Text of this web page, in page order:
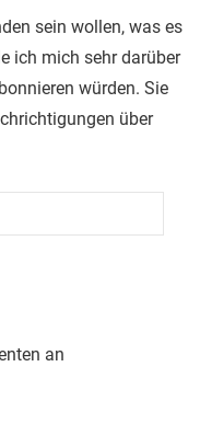
sein wollen, was es
ich mich sehr darüber
würden. Sie
über
an